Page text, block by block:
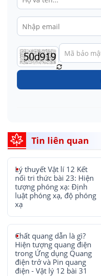
Tin liên quan
Lý thuyết Vật lí 12 Kết
nối tri thức bài 23: Hiện
tượng phóng xạ: Định
luật phóng xạ, độ phóng
xạ
Chất quang dẫn là gì?
Hiện tượng quang điện
trong Ứng dụng Quang
điện trở và Pin quang
điện - Vật lý 12 bài 31